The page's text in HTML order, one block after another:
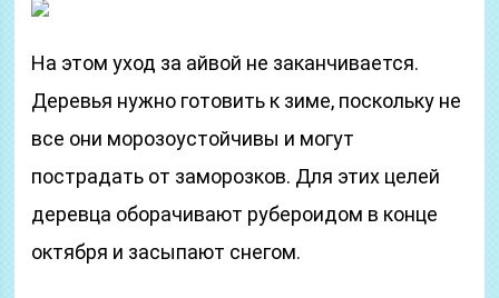
На этом уход за айвой не заканчивается.
Деревья нужно готовить к зиме, поскольку не
все они морозоустойчивы и могут
пострадать от заморозков. Для этих целей
деревца оборачивают рубероидом в конце
октября и засыпают снегом.